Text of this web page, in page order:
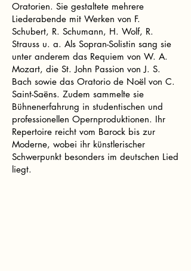
Oratorien. Sie gestaltete mehrere
Liederabende mit Werken von F.
Schubert, R. Schumann, H. Wolf, R.
Strauss u. a. Als Sopran-Solistin sang sie
unter anderem das Requiem von W. A.
Mozart, die St. John Passion von J. S.
Bach sowie das Oratorio de Noël von C.
Saint-Saëns. Zudem sammelte sie
Bühnenerfahrung in studentischen und
professionellen Opernproduktionen. Ihr
Repertoire reicht vom Barock bis zur
Moderne, wobei ihr künstlerischer
Schwerpunkt besonders im deutschen Lied
liegt.